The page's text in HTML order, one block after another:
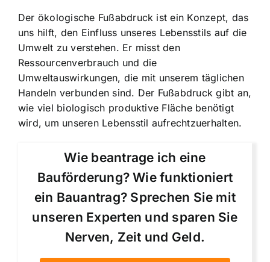
Der ökologische Fußabdruck ist ein Konzept, das
uns hilft, den Einfluss unseres Lebensstils auf die
Umwelt zu verstehen. Er misst den
Ressourcenverbrauch und die
Umweltauswirkungen, die mit unserem täglichen
Handeln verbunden sind. Der Fußabdruck gibt an,
wie viel biologisch produktive Fläche benötigt
wird, um unseren Lebensstil aufrechtzuerhalten.
Wie beantrage ich eine
Bauförderung? Wie funktioniert
ein Bauantrag? Sprechen Sie mit
unseren Experten und sparen Sie
Nerven, Zeit und Geld.